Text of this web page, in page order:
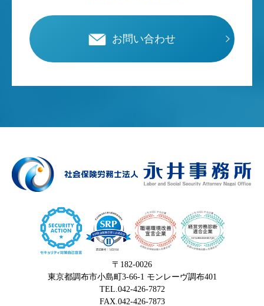
お問い合わせ
〒182-0026
東京都調布市小島町3-66-1 モンレーヴ調布401
TEL.042-426-7872
FAX.042-426-7873